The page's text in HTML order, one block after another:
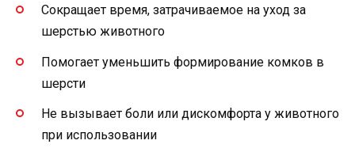
Сокращает время, затрачиваемое на уход за
шерстью животного
Помогает уменьшить формирование комков в
шерсти
Не вызывает боли или дискомфорта у животного
при использовании